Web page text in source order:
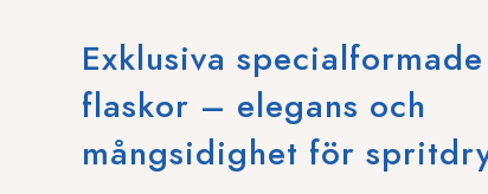
Exklusiva specialformade
flaskor – elegans och
mångsidighet för